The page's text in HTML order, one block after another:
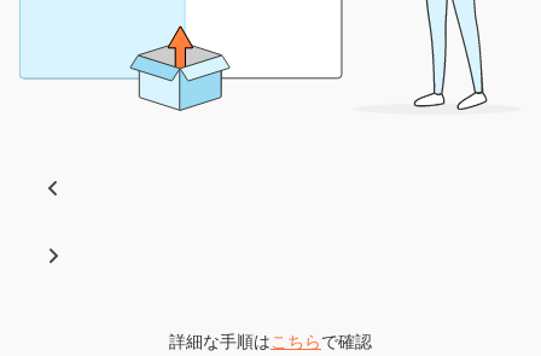
詳細な手順はこちらで確認